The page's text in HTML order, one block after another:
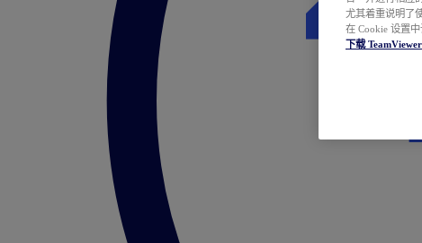
尤其着重说明了
在 Cookie 设置
下载 TeamViewer